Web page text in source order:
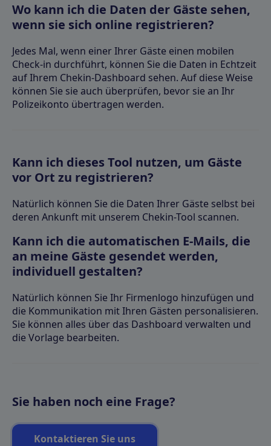
Wo kann ich die Daten der Gäste sehen,
wenn sie sich online registrieren?
Jedes Mal, wenn einer Ihrer Gäste einen mobilen
Check-in durchführt, können Sie die Daten in Echtzeit
auf Ihrem Chekin-Dashboard sehen. Auf diese Weise
können Sie sie auch überprüfen, bevor sie an Ihr
Polizeikonto übertragen werden.
Kann ich dieses Tool nutzen, um Gäste
vor Ort zu registrieren?
Natürlich können Sie die Daten Ihrer Gäste selbst bei
deren Ankunft mit unserem Chekin-Tool scannen.
Kann ich die automatischen E-Mails, die
an meine Gäste gesendet werden,
individuell gestalten?
Natürlich können Sie Ihr Firmenlogo hinzufügen und
die Kommunikation mit Ihren Gästen personalisieren.
Sie können alles über das Dashboard verwalten und
die Vorlage bearbeiten.
Sie haben noch eine Frage?
Kontaktieren Sie uns